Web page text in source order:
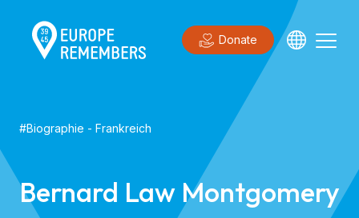
Donate
#Biographie - Frankreich
Bernard Law Montgomery